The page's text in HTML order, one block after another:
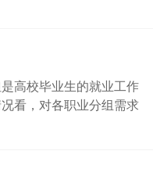
高校毕业生的就业工作
看，对各职业分组需求